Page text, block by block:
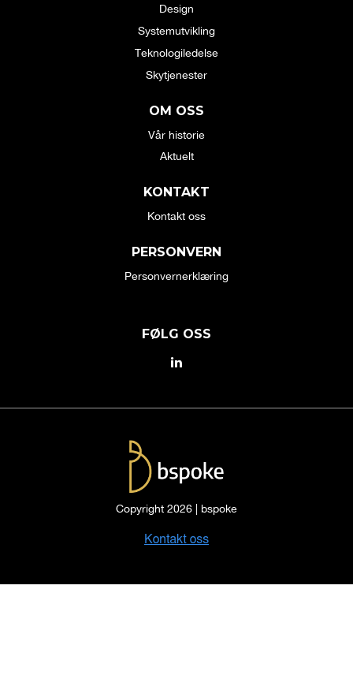
Design
Systemutvikling
Teknologiledelse
Skytjenester
OM OSS
Vår historie
Aktuelt
KONTAKT
Kontakt oss
PERSONVERN
Personvernerklæring
FØLG OSS
Copyright 2026 | bspoke